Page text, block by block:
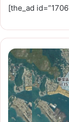
2026-07-23
租賃專
期、續
點一次看
Tag:房東,社
[the_ad
亞
洲
新
灣
區
懶
人